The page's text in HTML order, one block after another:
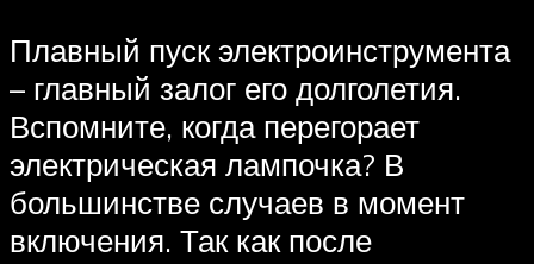
Плавный пуск электроинструмента
– главный залог его долголетия.
Вспомните, когда перегорает
электрическая лампочка? В
большинстве случаев в момент
включения. Так как после